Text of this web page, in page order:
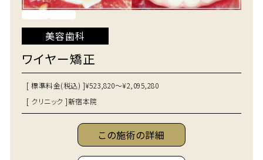
美容歯科
ワイヤー矯正
[ 標準料金(税込) ]¥523,820～¥2,095,280
[ クリニック ]新宿本院
この施術の詳細